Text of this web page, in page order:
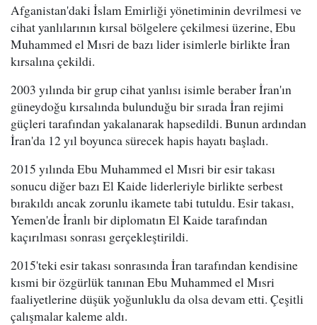
Afganistan'daki İslam Emirliği yönetiminin devrilmesi ve
cihat yanlılarının kırsal bölgelere çekilmesi üzerine, Ebu
Muhammed el Mısri de bazı lider isimlerle birlikte İran
kırsalına çekildi.
2003 yılında bir grup cihat yanlısı isimle beraber İran'ın
güneydoğu kırsalında bulunduğu bir sırada İran rejimi
güçleri tarafından yakalanarak hapsedildi. Bunun ardından
İran'da 12 yıl boyunca sürecek hapis hayatı başladı.
2015 yılında Ebu Muhammed el Mısri bir esir takası
sonucu diğer bazı El Kaide liderleriyle birlikte serbest
bırakıldı ancak zorunlu ikamete tabi tutuldu. Esir takası,
Yemen'de İranlı bir diplomatın El Kaide tarafından
kaçırılması sonrası gerçekleştirildi.
2015'teki esir takası sonrasında İran tarafından kendisine
kısmi bir özgürlük tanınan Ebu Muhammed el Mısri
faaliyetlerine düşük yoğunluklu da olsa devam etti. Çeşitli
çalışmalar kaleme aldı.